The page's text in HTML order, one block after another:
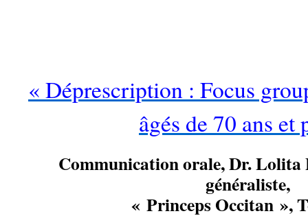
« Déprescription : Focus
âgés de 70 ans et
Communication orale, Dr.Lolita
généraliste,
« Princeps Occitan »,